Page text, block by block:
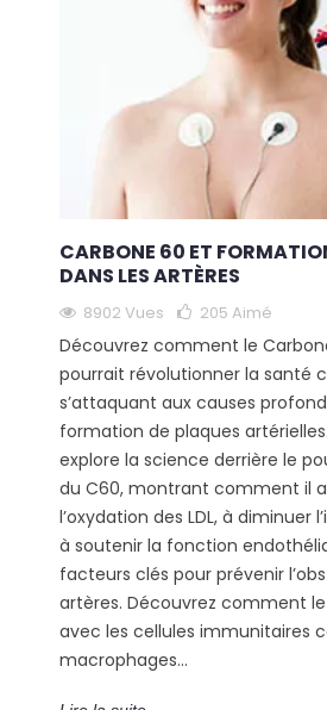
CARBONE 60 ET
DANS LES ARTÈRES
8902 Vues 205 Aimé
Découvrez comment le
pourrait révolutionner la santé
s’attaquant aux causes
formation de plaques
explore la science derrière le
du C60, montrant comment il
l’oxydation des LDL, à diminuer
à soutenir la fonction
facteurs clés pour prévenir
artères. Découvrez comment
avec les cellules immunitaires
macrophages...